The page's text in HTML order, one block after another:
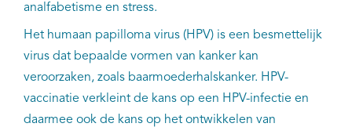
analfabetisme en stress.
Het humaan papilloma virus (HPV) is een besmettelijk
virus dat bepaalde vormen van kanker kan
veroorzaken, zoals baarmoederhalskanker. HPV-
vaccinatie verkleint de kans op een HPV-infectie en
daarmee ook de kans op het ontwikkelen van